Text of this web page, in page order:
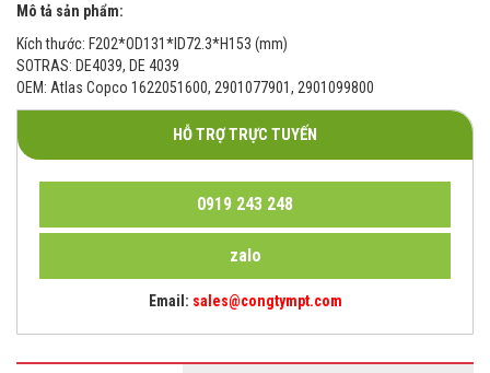
Mô tả sản phẩm:
Kích thước: F202*OD131*ID72.3*H153 (mm)
SOTRAS: DE4039, DE 4039
OEM: Atlas Copco 1622051600, 2901077901, 2901099800
HỖ TRỢ TRỰC TUYẾN
0919 243 248
zalo
Email: sales@congtympt.com